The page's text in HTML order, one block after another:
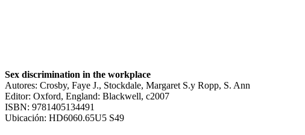
Sex discrimination in the workplace
Autores: Crosby, Faye J., Stockdale, Margaret S.y Ropp, S. Ann
Editor: Oxford, England: Blackwell, c2007
ISBN: 9781405134491
Ubicación: HD6060.65U5 S49